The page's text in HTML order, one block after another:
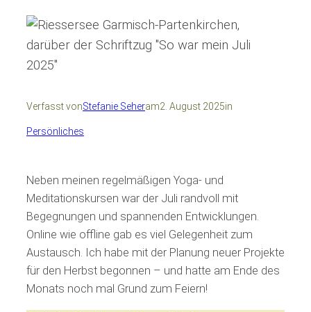
Verfasst vonStefanie Seheram2. August 2025in
Persönliches
Neben meinen regelmäßigen Yoga- und
Meditationskursen war der Juli randvoll mit
Begegnungen und spannenden Entwicklungen.
Online wie offline gab es viel Gelegenheit zum
Austausch. Ich habe mit der Planung neuer Projekte
für den Herbst begonnen – und hatte am Ende des
Monats noch mal Grund zum Feiern!